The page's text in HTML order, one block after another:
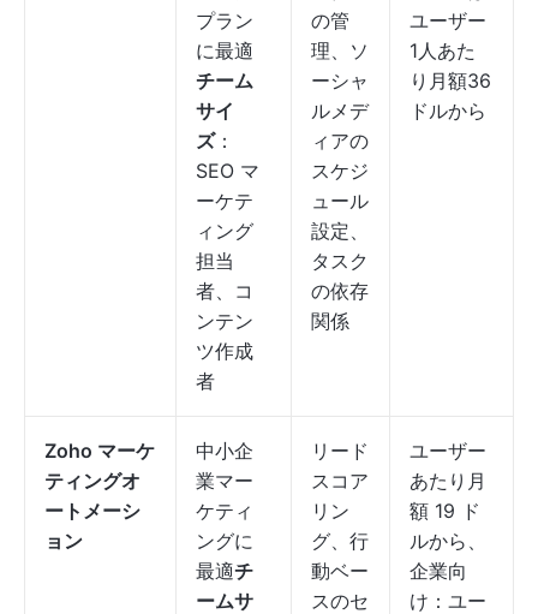
プラン
に最適
チーム
サイ
ズ：
SEO マ
ーケテ
ィング
担当
者、コ
ンテン
ツ作成
者
の管
理、ソ
ーシャ
ルメデ
ィアの
スケジ
ュール
設定、
タスク
の依存
関係
ユーザー
1人あた
り月額36
ドルから
Zoho マーケ
ティングオ
ートメーシ
ョン
中小企
業マー
ケティ
ングに
最適チ
ームサ
リード
スコア
リン
グ、行
動ベー
スのセ
ユーザー
あたり月
額 19 ド
ルから、
企業向
け：ユー